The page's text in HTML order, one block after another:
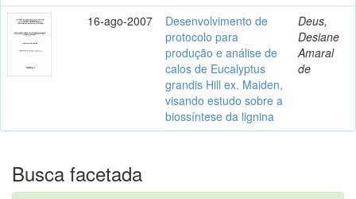
16-ago-2007
Desenvolvimento de
protocolo para
produção e análise de
calos de Eucalyptus
grandis Hill ex. Maiden,
visando estudo sobre a
biossíntese da lignina
Deus,
Desiane
Amaral
de
Busca facetada